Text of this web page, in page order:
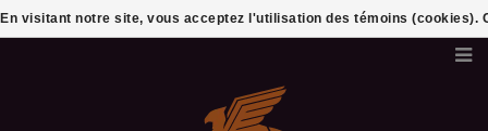
En visitant notre site, vous acceptez l'utilisation des témoins